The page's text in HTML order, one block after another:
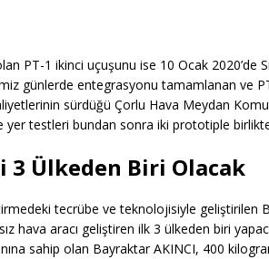
PT-1 ikinci uçuşunu ise 10 Ocak 2020’de
günlerde entegrasyonu tamamlanan ve
sürdüğü Çorlu Hava Meydan
yer testleri bundan sonra iki prototiple
Ülkeden Biri Olacak
tecrübe ve teknolojisiyle geliştirilen
hava aracı geliştiren ilk 3 ülkeden biri
sahip olan Bayraktar AKINCI, 400